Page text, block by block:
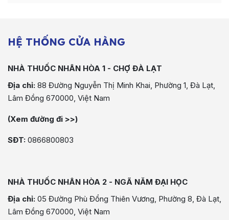
HỆ THỐNG CỬA HÀNG
NHÀ THUỐC NHÂN HÒA 1 - CHỢ ĐÀ LẠT
Địa chỉ: 88 Đường Nguyễn Thị Minh Khai, Phường 1, Đà Lạt,
Lâm Đồng 670000, Việt Nam
(Xem đường đi >>)
SĐT: 0866800803
NHÀ THUỐC NHÂN HÒA 2 - NGÃ NĂM ĐẠI HỌC
Địa chỉ: 05 Đường Phù Đổng Thiên Vương, Phường 8, Đà Lạt,
Lâm Đồng 670000, Việt Nam